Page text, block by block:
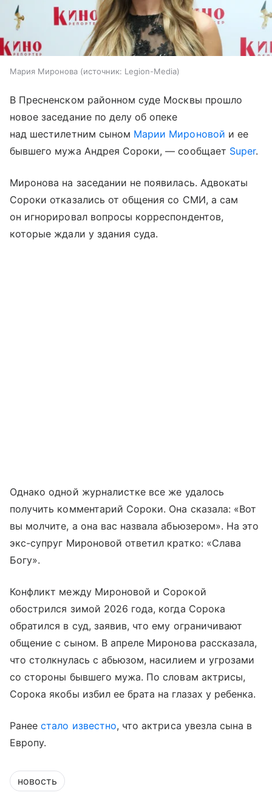
Мария Миронова источник: Legion-Media
В Пресненском районном суде Москвы прошло
новое заседание по делу об опеке
над шестилетним сыном Марии Мироновой и ее
бывшего мужа Андрея Сороки, — сообщает Super.
Миронова на заседании не появилась. Адвокаты
Сороки отказались от общения со СМИ, а сам
он игнорировал вопросы корреспондентов,
которые ждали у здания суда.
Однако одной журналистке все же удалось
получить комментарий Сороки. Она сказала: «Вот
вы молчите, а она вас назвала абьюзером». На это
экс-супруг Мироновой ответил кратко: «Слава
Богу».
Конфликт между Мироновой и Сорокой
обострился зимой 2026 года, когда Сорока
обратился в суд, заявив, что ему ограничивают
общение с сыном. В апреле Миронова рассказала,
что столкнулась с абьюзом, насилием и угрозами
со стороны бывшего мужа. По словам актрисы,
Сорока якобы избил ее брата на глазах у ребенка.
Ранеестало известно, что актриса увезла сына в
Европу.
новость